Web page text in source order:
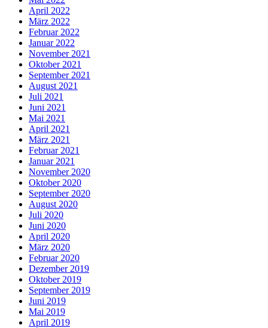
April 2022
März 2022
Februar 2022
Januar 2022
November 2021
Oktober 2021
September 2021
August 2021
Juli 2021
Juni 2021
Mai 2021
April 2021
März 2021
Februar 2021
Januar 2021
November 2020
Oktober 2020
September 2020
August 2020
Juli 2020
Juni 2020
April 2020
März 2020
Februar 2020
Dezember 2019
Oktober 2019
September 2019
Juni 2019
Mai 2019
April 2019